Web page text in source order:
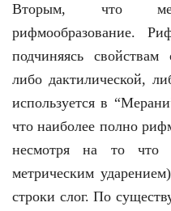
Вторым, что
рифмообразование.
подчиняясь
либо дактилической,
используется в
что наиболее полно
несмотря на то что
метрическим
строки слог. По